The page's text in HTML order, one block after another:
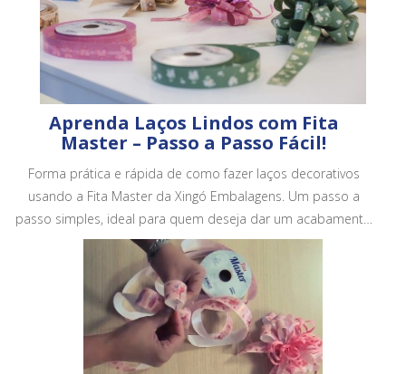
Aprenda Laços Lindos com Fita
Master – Passo a Passo Fácil!
Forma prática e rápida de como fazer laços decorativos
usando a Fita Master da Xingó Embalagens. Um passo a
passo simples, ideal para quem deseja dar um acabamento
mais bonito e profissional em embalagens, cestas e
presentes.